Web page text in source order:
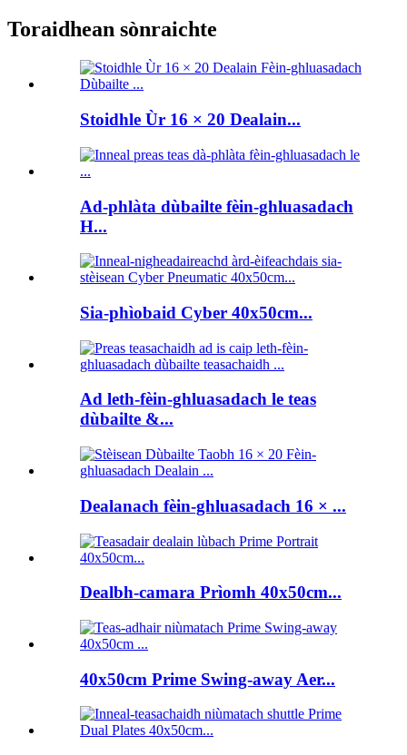
Toraidhean sònraichte
Stoidhle Ùr 16 × 20 Dealain...
Ad-phlàta dùbailte fèin-ghluasadach
H...
Sia-phìobaid Cyber ​​40x50cm...
Ad leth-fèin-ghluasadach le teas
dùbailte &...
Dealanach fèin-ghluasadach 16 × ...
Dealbh-camara Prìomh 40x50cm...
40x50cm Prime Swing-away Aer...